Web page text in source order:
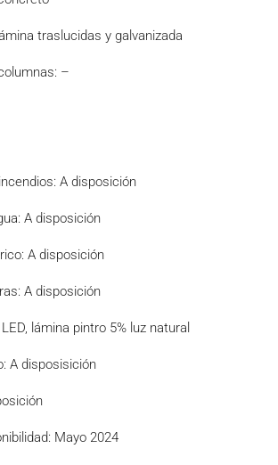
traslucidas y galvanizada
–
A disposición
A disposición
A disposición
A disposición
lámina pintro 5% luz natural
A disposisición
Mayo 2024